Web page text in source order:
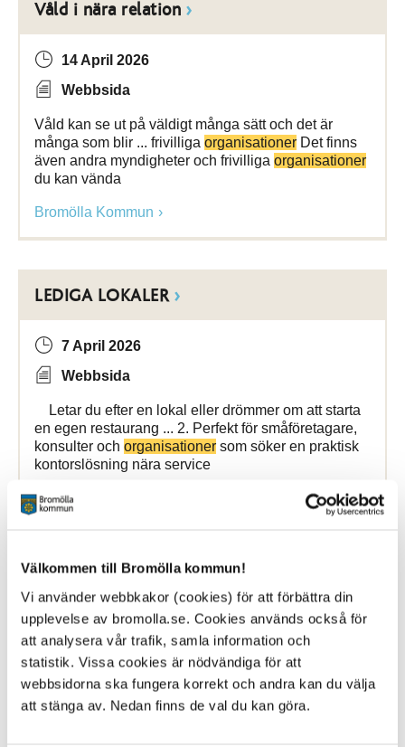
Välkommen till Bromölla kommun!
Vi använder webbkakor (cookies) för att förbättra din
upplevelse av bromolla.se. Cookies används också för
att analysera vår trafik, samla information och
statistik. Vissa cookies är nödvändiga för att
webbsidorna ska fungera korrekt och andra kan du välja
att stänga av. Nedan finns de val du kan göra.
Våld i nära relation
14 April 2026
Webbsida
Våld kan se ut på väldigt många sätt och det är
många som blir ... frivilliga organisationer Det finns
även andra myndigheter och frivilliga organisationer
du kan vända
Bromölla Kommun
LEDIGA LOKALER
7 April 2026
Webbsida
Letar du efter en lokal eller drömmer om att starta
en egen restaurang ... 2. Perfekt för småföretagare,
konsulter och organisationer som söker en praktisk
kontorslösning nära service
Bromollafritidscenter
26 March 2026
Webbsida
Patientsäkerhetsberättelse Bromölla kommun
Patientsäkerhetsberättelse ... allmänheten, patienter,